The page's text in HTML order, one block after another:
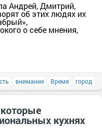
Андрей, Дмитрий,
об этих людях их
о себе мнения,
внимание Время город
кухнях